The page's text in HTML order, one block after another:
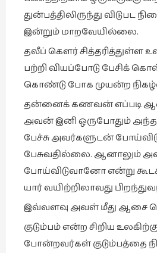
துன்பத்திலிருந்து
இன்றும் மாறவேயில்லை.
தலீப் கௌர் சித்தரித்துள்ள
பற்றி வியப்போடு பேசிக்
கொண்டு போக முயன்ற நிகழ்வு
தன்னைக் கணவன் எப்படி
அவன் இனி ஒருபோதும்
பேச்சு அவர்களுடன்
பேசுவதில்லை. ஆனாலும்
போய்விடுவானோ என்று கூடக்
யார் வயிற்றிலாவது
இவ்வளவு அவள் மீது ஆசை
குடும்பம் என்ற சிறிய
போன்றவர்கள் குடும்பத்தை